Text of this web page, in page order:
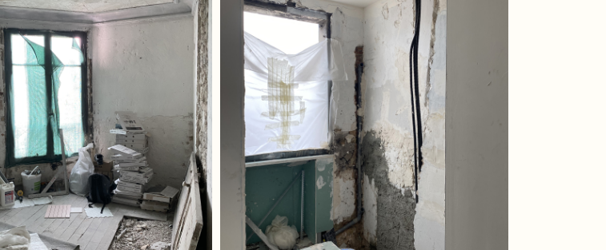
Martel
Maquereaux
Montrouge
Pagnol
Paradis 02
Plessis
Rueil
Saint-Louis
Saint Denis
Mieszkanie – Roumanie
Blog – My bloss
Blog – Une hirondelle